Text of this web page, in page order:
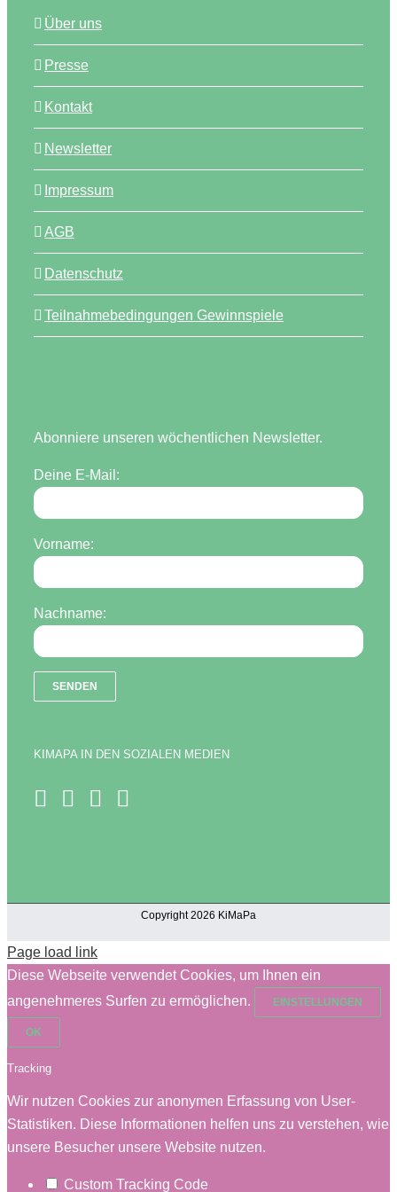
Über uns
Presse
Kontakt
Newsletter
Impressum
AGB
Datenschutz
Teilnahmebedingungen Gewinnspiele
Abonniere unseren wöchentlichen Newsletter.
Deine E-Mail:
Vorname:
Nachname:
KIMAPA IN DEN SOZIALEN MEDIEN
Copyright 2026 KiMaPa
Page load link
Diese Webseite verwendet Cookies, um Ihnen ein
angenehmeres Surfen zu ermöglichen.
EINSTELLUNGEN
OK
Tracking
Wir nutzen Cookies zur anonymen Erfassung von User-
Statistiken. Diese Informationen helfen uns zu verstehen, wie
unsere Besucher unsere Website nutzen.
Custom Tracking Code